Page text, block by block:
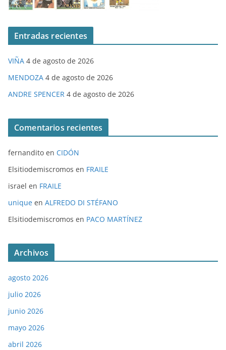
Entradas recientes
VIÑA 4 de agosto de 2026
MENDOZA 4 de agosto de 2026
ANDRE SPENCER 4 de agosto de 2026
Comentarios recientes
fernandito en CIDÓN
Elsitiodemiscromos en FRAILE
israel en FRAILE
unique en ALFREDO DI STÉFANO
Elsitiodemiscromos en PACO MARTÍNEZ
Archivos
agosto 2026
julio 2026
junio 2026
mayo 2026
abril 2026